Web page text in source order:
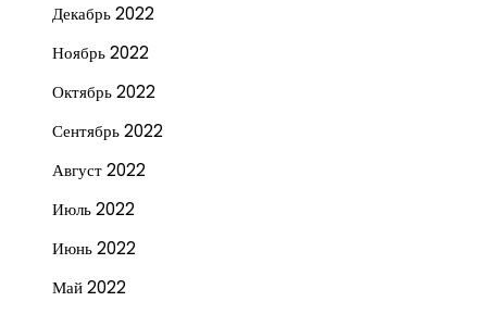
Декабрь 2022
Ноябрь 2022
Октябрь 2022
Сентябрь 2022
Август 2022
Июль 2022
Июнь 2022
Май 2022